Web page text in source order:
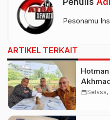
Pesonamu
ARTIKEL TERKAIT
calendar_monthSelasa,